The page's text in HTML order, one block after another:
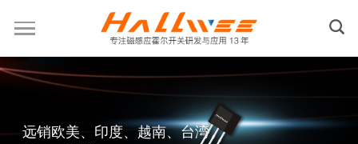
远销欧美、印度、越南、台湾